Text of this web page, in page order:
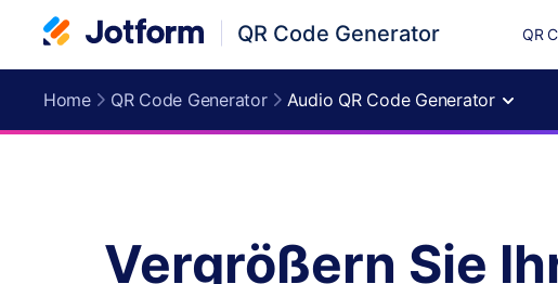
QR Code Generator QR
Home QR Code Generator Audio QR Code Generator
Vergrößern Sie